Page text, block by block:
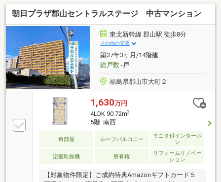
しい幅広キッチン・キッチン、洗濯機置場、お風呂が
近く家事動線のいい間取りです♪・24時間受け取れる
便利な宅配ボックス完備！◆周辺環境◆・赤木小学
校 徒歩１０分・第二中学校 徒歩２２分◆弊社の強
み◆『頭金 0円』『車のローンが残ってる』『転職し
たばかり』そんな方もご購入可能です！経験豊富な弊
社スタッフがご購入のサポートを致します！平日、土
日祝、夜間やお仕事帰りでも内覧可
朝日プラザ郡山セントラルステージ 中古マンション
東北新幹線 郡山駅 徒歩8分
その他の交通
築37年3ヶ月/14階建
総戸数-戸
福島県郡山市大町２
1,630万円
4LDK 90.72m2
5階 南西
角部屋 ルーフバルコニー
モニタ付インターホ
ン
浴室乾燥機 所有権
リフォームリノベー
ション
【対象物件限定】ご成約特典Amazonギフトカード５